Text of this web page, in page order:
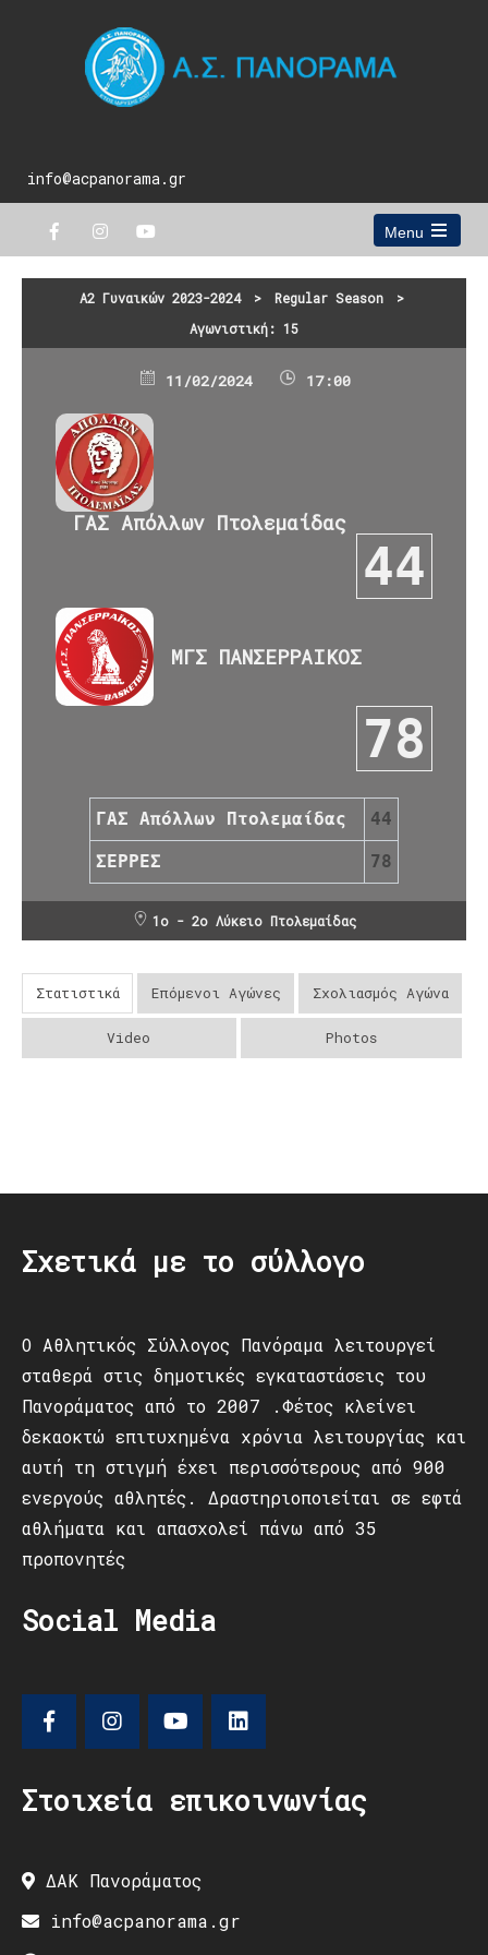
info@acpanorama.gr
Menu
Open
main
Α2 Γυναικών 2023-2024 > Regular Season
>
Αγωνιστική: 15
11/02/2024 17:00
ΓΑΣ Απόλλων Πτολεμαίδας
44
ΜΓΣ ΠΑΝΣΕΡΡΑΙΚΟΣ
78
ΓΑΣ Απόλλων Πτολεμαίδας 44
ΣΕΡΡΕΣ 78
1ο - 2ο Λύκειο Πτολεμαίδας
Στατιστικά Επόμενοι Αγώνες Σχολιασμός Αγώνα
Video Photos
Σχετικά με το σύλλογο
Ο Αθλητικός Σύλλογος Πανόραμα λειτουργεί
σταθερά στις δημοτικές εγκαταστάσεις του
Πανοράματος από το 2007 .Φέτος κλείνει
δεκαοκτώ επιτυχημένα χρόνια λειτουργίας και
αυτή τη στιγμή έχει περισσότερους από 900
ενεργούς αθλητές. Δραστηριοποιείται σε εφτά
αθλήματα και απασχολεί πάνω από 35
προπονητές
Social Media
Στοιχεία επικοινωνίας
ΔΑΚ Πανοράματος
info@acpanorama.gr